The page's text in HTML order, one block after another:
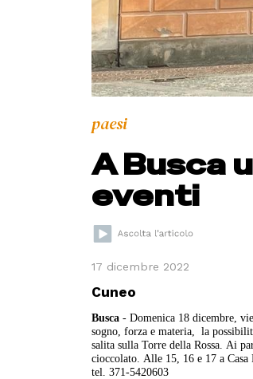
paesi
A Busca
eventi
17 dicembre 2022
Cuneo
Busca - Domenica 18 dicembre,
sogno, forza e materia, la
salita sulla Torre della Rossa. Ai
cioccolato. Alle 15, 16 e 17 a
tel. 371-5420603